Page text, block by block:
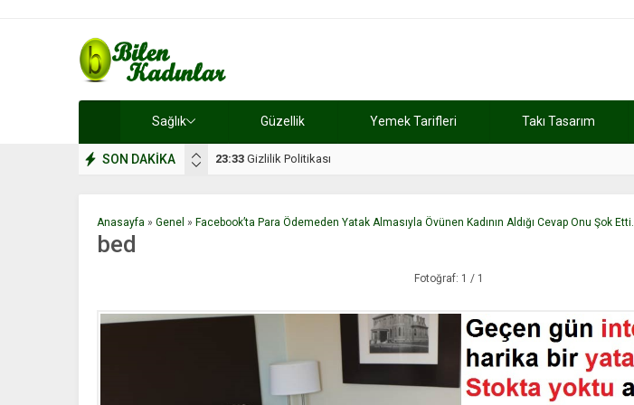
Sağlık Güzellik Yemek Tarifleri Takı Tasarım
SON DAKİKA 17:08 Dilan, düğününe 5 gün kala hayatını kaybetti
Anasayfa » Genel » Facebook’ta Para Ödemeden Yatak Almasıyla Övünen Kadının Aldığı Cevap Onu Şok Etti.
bed
Fotoğraf: 1 / 1